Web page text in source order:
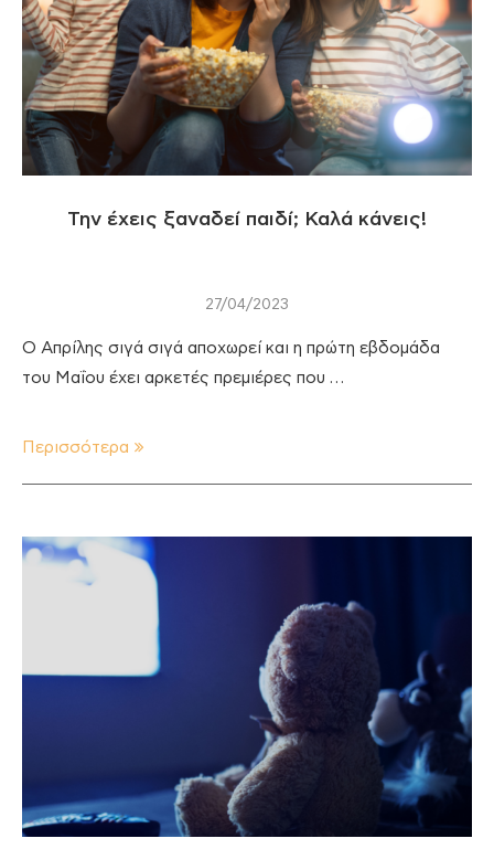
Την έχεις ξαναδεί παιδί; Καλά κάνεις!
27/04/2023
Ο Απρίλης σιγά σιγά αποχωρεί και η πρώτη εβδομάδα
του Μαΐου έχει αρκετές πρεμιέρες που …
Περισσότερα